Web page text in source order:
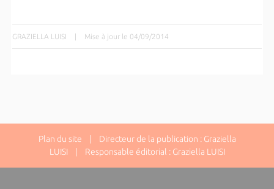
GRAZIELLA LUISI | Mise à jour le 04/09/2014
Plan du site | Directeur de la publication : Graziella
LUISI | Responsable éditorial : Graziella LUISI